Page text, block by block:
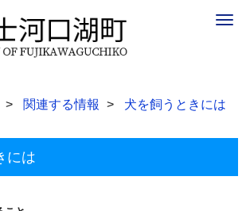
関連する情報 犬を飼うときには
には